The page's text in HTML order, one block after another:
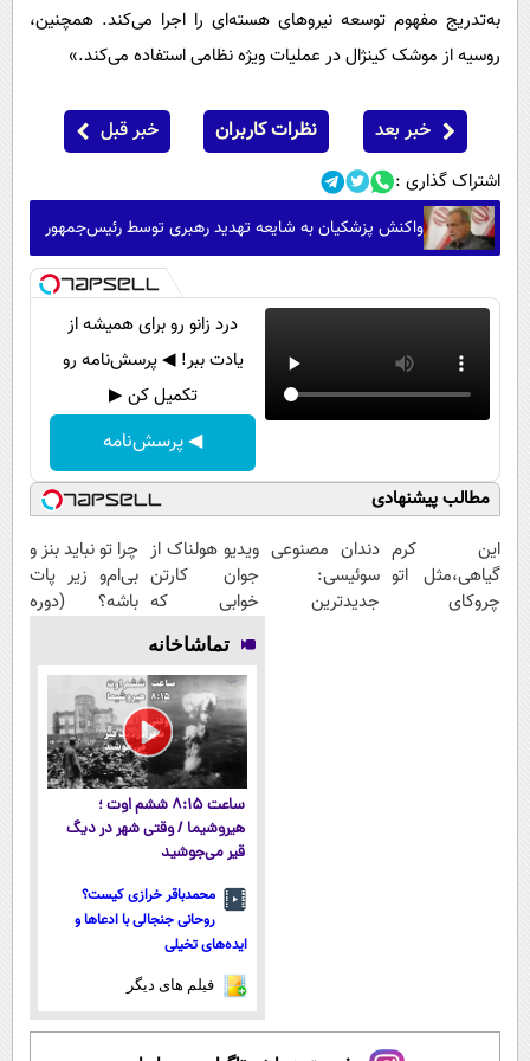
به‌تدریج مفهوم توسعه نیروهای هسته‌ای را اجرا می‌کند. همچنین،
روسیه از موشک کینژال در عملیات ویژه نظامی استفاده می‌کند.»
خبر بعد نظرات کاربران خبر قبل
اشتراک گذاری :
واکنش پزشکیان به شایعه تهدید رهبری توسط رئیس‌جمهور
درد زانو رو برای همیشه از
یادت ببر! ◀ پرسش‌نامه رو
تکمیل کن ▶
◀ پرسش‌نامه
مطالب پیشنهادی
این کرم
گیاهی،مثل اتو
چروکای
دندان مصنوعی
سوئیسی:
جدیدترین
ویدیو هولناک از
جوان کارتن
خوابی که
میلیاردر شد.
آموزش رایگان
چرا تو نباید بنز و
بی‌ام‌و زیر پات
باشه؟ (دوره
تماشاخانه
ساعت ۸:۱۵ ششم اوت ؛
هیروشیما / وقتی شهر در دیگ
قیر می‌جوشید
محمدباقر خرازی کیست؟
روحانی جنجالی با ادعاها و
ایده‌های تخیلی
فیلم های دیگر